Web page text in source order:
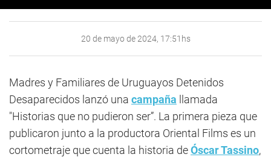
20 de mayo de 2024, 17:51hs
Madres y Familiares de Uruguayos Detenidos
Desaparecidos lanzó una campaña llamada
"Historias que no pudieron ser”. La primera pieza que
publicaron junto a la productora Oriental Films es un
cortometraje que cuenta la historia deÓscar Tassino,